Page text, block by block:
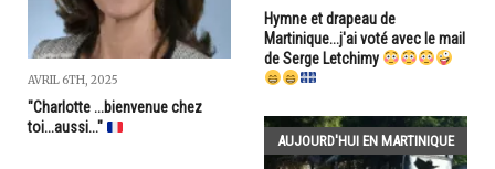
AVRIL 6TH, 2025
"Charlotte ...bienvenue chez
toi...aussi..."
Hymne et drapeau de
Martinique...j'ai voté avec le mail
de Serge Letchimy
AUJOURD'HUI EN MARTINIQUE